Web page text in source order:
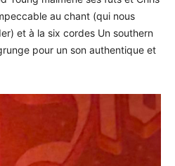
au chant (qui nous
et à la six cordes Un southern
pour un son authentique et